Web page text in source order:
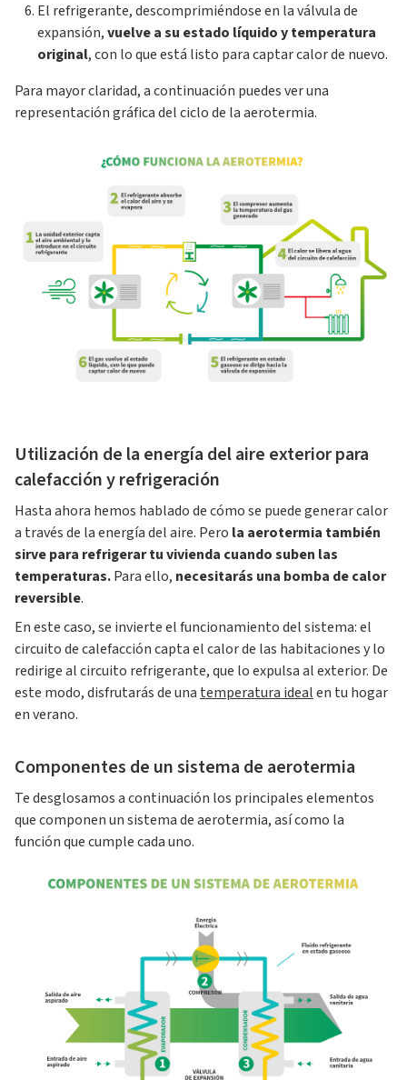
El refrigerante, descomprimiéndose en la válvula de
expansión,vuelve a su estado líquido y temperatura
original, con lo que está listo para captar calor de nuevo.
Para mayor claridad, a continuación puedes ver una
representación gráfica del ciclo de la aerotermia.
Utilización de la energía del aire exterior para
calefacción y refrigeración
Hasta ahora hemos hablado de cómo se puede generar calor
a través de la energía del aire. Pero la aerotermia también
sirve para refrigerar tu vivienda cuando suben las
temperaturas.Para ello, necesitarás una bomba de calor
reversible.
En este caso, se invierte el funcionamiento del sistema: el
circuito de calefacción capta el calor de las habitaciones y lo
redirige al circuito refrigerante, que lo expulsa al exterior. De
este modo, disfrutarás de unatemperatura idealen tu hogar
en verano.
Componentes de un sistema de aerotermia
Te desglosamos a continuación los principales elementos
que componen un sistema de aerotermia, así como la
función que cumple cada uno.